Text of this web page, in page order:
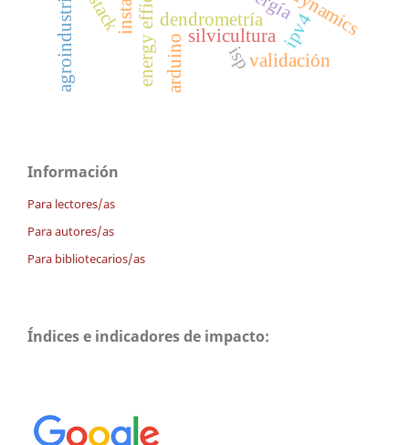
ipv4
dendrometría
silvicultura
isp
agroindustria validación
arduino
Información
Para lectores/as
Para autores/as
Para bibliotecarios/as
Índices e indicadores de impacto: